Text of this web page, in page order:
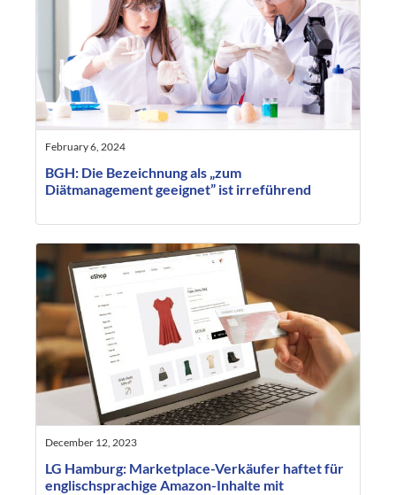
February 6, 2024
BGH: Die Bezeichnung als „zum
Diätmanagement geeignet” ist irreführend
December 12, 2023
LG Hamburg: Marketplace-Verkäufer haftet für
englischsprachige Amazon-Inhalte mit